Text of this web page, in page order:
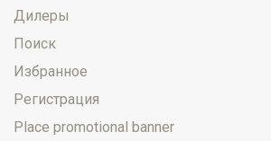
Дилеры
Поиск
Избранное
Регистрация
Place promotional banner